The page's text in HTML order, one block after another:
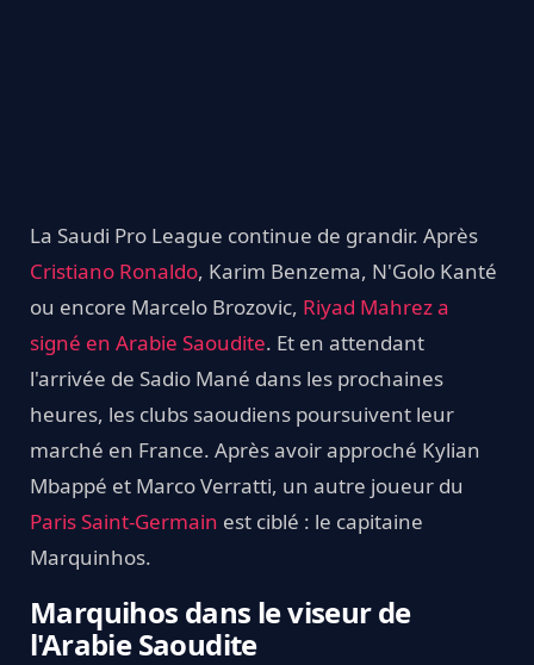
La Saudi Pro League continue de grandir. Après
Cristiano Ronaldo, Karim Benzema, N'Golo Kanté
ou encore Marcelo Brozovic, Riyad Mahrez a
signé en Arabie Saoudite. Et en attendant
l'arrivée de Sadio Mané dans les prochaines
heures, les clubs saoudiens poursuivent leur
marché en France. Après avoir approché Kylian
Mbappé et Marco Verratti, un autre joueur du
Paris Saint-Germain est ciblé : le capitaine
Marquinhos.
Marquihos dans le viseur de
l'Arabie Saoudite